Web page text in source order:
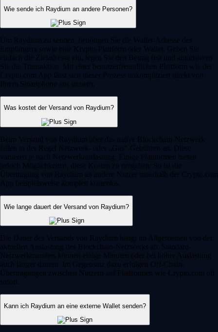
Wie sende ich Raydium an andere Personen?
Um Raydium zu senden, benötigen Sie die Wallet-Adresse des
Empfängers sowie eine Krypto-Plattform oder Wallet. Geben Sie
einfach die Zieladresse ein, legen Sie den Betrag fest und autorisieren
Sie die Transaktion. Mit einer benutzerfreundlichen Plattform wie der
Crypto.com App lässt sich dieser Prozess unkompliziert direkt von
Ihrem Smartphone aus steuern.
Was kostet der Versand von Raydium?
Beim Versand von Raydium über das native Blockchain-Netzwerk
fallen in der Regel Netzwerk- oder „Gas“-Gebühren an. Diese
variieren je nach Netzwerkauslastung. Einige Plattformen bieten
jedoch Möglichkeiten, diese Kosten zu umgehen: So ist die
Übertragung von Raydium an andere Nutzer innerhalb der Crypto.com
App beispielsweise komplett kostenlos.
Wie lange dauert der Versand von Raydium?
Die Dauer des Versands von Raydium hängt im Allgemeinen von der
aktuellen Auslastung des Blockchain-Netzwerks ab. Standard-
Netzwerktransfers können einige Minuten oder bei hoher Auslastung
auch länger dauern. Im Gegensatz dazu erfolgen Off-Chain-
Übertragungen zwischen Nutzern auf Plattformen wie Crypto.com oft
sofort.
Kann ich Raydium an eine externe Wallet senden?